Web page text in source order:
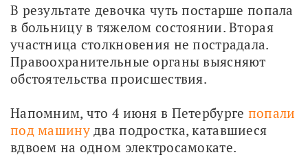
В результате девочка чуть постарше попала
в больницу в тяжелом состоянии. Вторая
участница столкновения не пострадала.
Правоохранительные органы выясняют
обстоятельства происшествия.
Напомним, что 4 июня в Петербурге попали
под машину два подростка, катавшиеся
вдвоем на одном электросамокате.